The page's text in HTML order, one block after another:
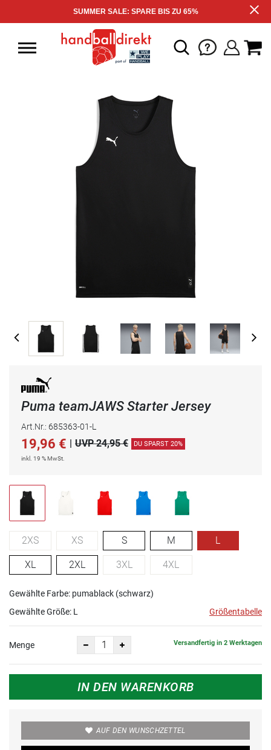
SUMMER SALE: SPARE BIS ZU 65%
Puma teamJAWS Starter Jersey
Art.Nr.: 685363-01-L
19,96 € UVP 24,95 € DU SPARST 20%
inkl. 19 % MwSt.
2XS XS S M L
XL 2XL 3XL 4XL
Gewählte Farbe: pumablack (schwarz)
Gewählte Größe: L Größentabelle
Menge Versandfertig in 2 Werktagen
IN DEN WARENKORB
AUF DEN WUNSCHZETTEL